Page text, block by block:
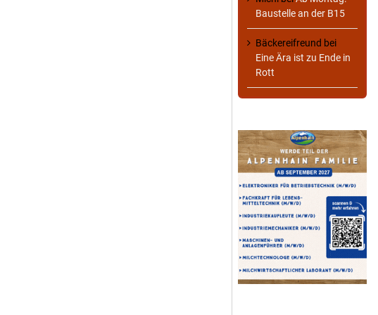
Baustelle an der B15
Bäckereifreund bei
Eine Ära ist zu Ende in
Rott